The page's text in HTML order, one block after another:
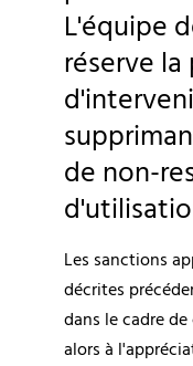
L'équipe
réserve
de non-
Les sanctions
décrites
dans le cadre
alors à